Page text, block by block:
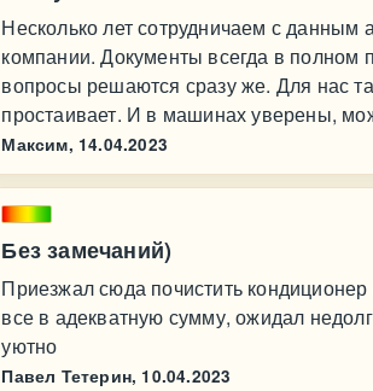
Несколько лет сотрудничаем с
компании. Документы всегда в
вопросы решаются сразу же. Для нас
простаивает. И в машинах уверены,
Максим, 14.04.2023
Без замечаний)
Приезжал сюда почистить
все в адекватную сумму, ожидал
уютно
Павел Тетерин, 10.04.2023